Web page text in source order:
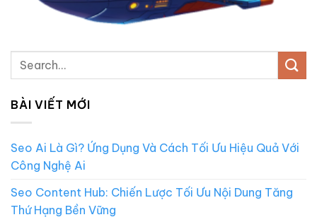
BÀI VIẾT MỚI
Seo Ai Là Gì? Ứng Dụng Và Cách Tối Ưu Hiệu Quả Với
Công Nghệ Ai
Seo Content Hub: Chiến Lược Tối Ưu Nội Dung Tăng
Thứ Hạng Bền Vững